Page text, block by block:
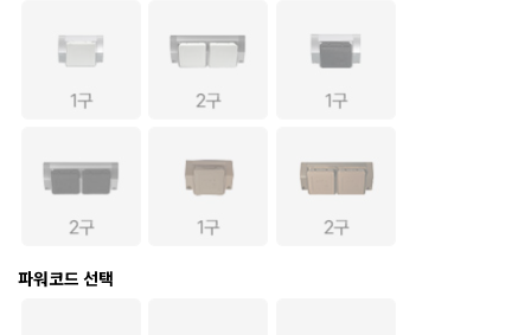
파워코드 선택